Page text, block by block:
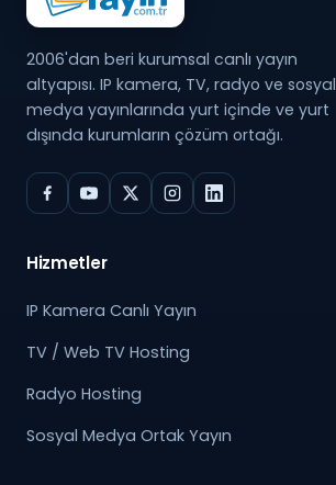
2006'dan beri kurumsal canlı yayın
altyapısı. IP kamera, TV, radyo ve sosyal
medya yayınlarında yurt içinde ve yurt
dışında kurumların çözüm ortağı.
Hizmetler
IP Kamera Canlı Yayın
TV / Web TV Hosting
Radyo Hosting
Sosyal Medya Ortak Yayın